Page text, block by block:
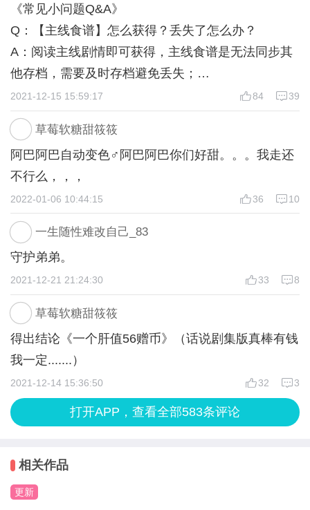
A：每天登入随机获得/付费观看小剧场时随机获得，
阅读券一旦消耗无法恢复~
如果未解锁全部剧情，每100张阅读券可在单集解锁
时抵扣1闪~如果已经解锁全部剧情，每200张阅读券
可免费观看1次小剧场~
Q：【登入食谱】怎么获得？丢失了怎么办？
A：每日从头进入作品通道界面，选择【章节目录】
按钮进入弹窗随机获得；或者付费/阅读券解锁观看
小剧场随机获得~
登入食谱是无法同步其他存档，需要及时存档避免丢
失；如果已经丢失，从头进入通道界面恢复~
Q：【番外食谱】怎么获得？丢失了怎么办？
A：从头进入作品，通道界面选择【番外全集】按钮
进入，付费/用阅读券解锁观看小剧场随机获得~
番外食谱是无法同步其他存档，需要及时存档避免丢
失；如果已经丢失，从头进入作品通道恢复已获得的
番外食谱~
A：阅读主线剧情可获得，主线食谱是无法同步其他
存档，需要及时存档避免丢失~
《常见小问题Q&A》
Q：【主线食谱】怎么获得？丢失了怎么办？
A：阅读主线剧情即可获得，主线食谱是无法同步其
他存档，需要及时存档避免丢失；
如果已经丢失，需要重新观看主线剧情才能再次获得
~
Q：【番外食谱】怎么获得？丢失了怎么办？
A：付费/用阅读券解锁观看小剧场即可获得，番外食
谱是无法同步其他存档，需要及时存档避免丢失；
如果已经丢失，需要从头进入作品通道恢复已获得的
番外食谱~
Q：【登入食谱】怎么获得？丢失了怎么办？
A：每日第1次进入作品即可获得，登入食谱是无法同
步其他存档，需要及时存档避免丢失；
如果已经丢失，需要从头进入作品通道恢复已获得的
Q：【阅读券】怎么获得？有什么用处？
法恢复；
张后即可免费观看1次小剧场~
39
84
2021-12-15 15:59:17
草莓软糖甜筱筱
阿巴阿巴自动变色♂阿巴阿巴你们好甜。。。我走还
不行么，，，
10
36
2022-01-06 10:44:15
一生随性难改自己_83
守护弟弟。
8
33
2021-12-21 21:24:30
草莓软糖甜筱筱
得出结论《一个肝值56赠币》（话说剧集版真棒有钱
我一定.......）
3
32
2021-12-14 15:36:50
打开APP，查看全部583条评论
相关作品
更新